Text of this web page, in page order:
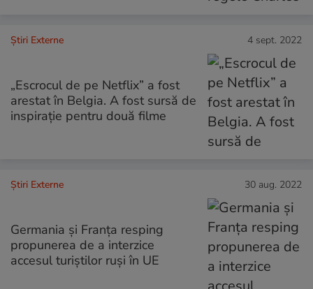
Știri Externe 4 sept. 2022
„Escrocul de pe Netflix” a fost
arestat în Belgia. A fost sursă de
inspirație pentru două filme
Știri Externe 30 aug. 2022
Germania şi Franţa resping
propunerea de a interzice
accesul turiștilor ruși în UE